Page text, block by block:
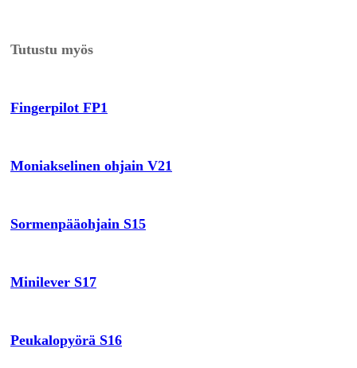
Tutustu myös
Fingerpilot FP1
Moniakselinen ohjain V21
Sormenpääohjain S15
Minilever S17
Peukalopyörä S16